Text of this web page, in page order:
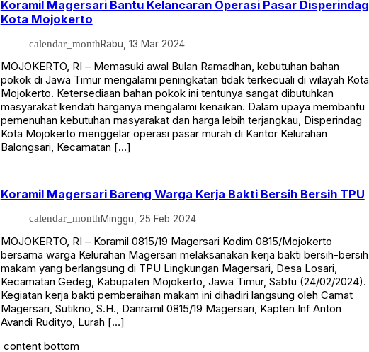
Koramil Magersari Bantu Kelancaran Operasi Pasar Disperindag
Kota Mojokerto
calendar_monthRabu, 13 Mar 2024
MOJOKERTO, RI – Memasuki awal Bulan Ramadhan, kebutuhan bahan
pokok di Jawa Timur mengalami peningkatan tidak terkecuali di wilayah Kota
Mojokerto. Ketersediaan bahan pokok ini tentunya sangat dibutuhkan
masyarakat kendati harganya mengalami kenaikan. Dalam upaya membantu
pemenuhan kebutuhan masyarakat dan harga lebih terjangkau, Disperindag
Kota Mojokerto menggelar operasi pasar murah di Kantor Kelurahan
Balongsari, Kecamatan […]
Koramil Magersari Bareng Warga Kerja Bakti Bersih Bersih TPU
calendar_monthMinggu, 25 Feb 2024
MOJOKERTO, RI – Koramil 0815/19 Magersari Kodim 0815/Mojokerto
bersama warga Kelurahan Magersari melaksanakan kerja bakti bersih-bersih
makam yang berlangsung di TPU Lingkungan Magersari, Desa Losari,
Kecamatan Gedeg, Kabupaten Mojokerto, Jawa Timur, Sabtu (24/02/2024).
Kegiatan kerja bakti pemberaihan makam ini dihadiri langsung oleh Camat
Magersari, Sutikno, S.H., Danramil 0815/19 Magersari, Kapten Inf Anton
Avandi Rudityo, Lurah […]